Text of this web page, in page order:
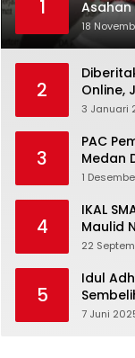
1
Asahan
18
2
Online,
Karutan
3 Januari
3
PAC
Medan
Banjir di
1
4
IKAL
Maulid
Yatim
22
5
Idul
Seluruh
7 Juni